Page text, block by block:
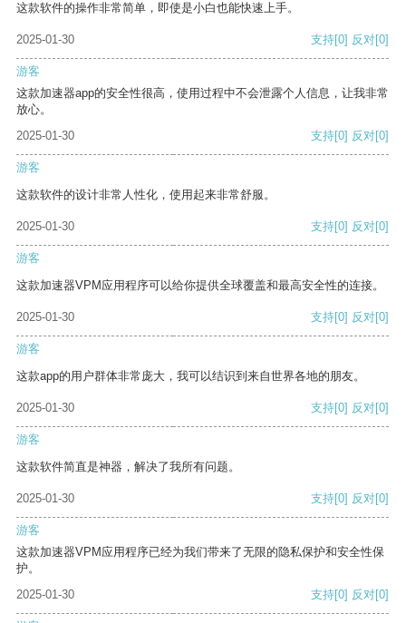
这款软件的操作非常简单，即使是小白也能快速上手。
2025-01-30 支持[0] 反对[0]
游客
这款加速器app的安全性很高，使用过程中不会泄露个人信息，让我非常
放心。
2025-01-30
支持[0] 反对[0]
游客
这款软件的设计非常人性化，使用起来非常舒服。
2025-01-30 支持[0] 反对[0]
游客
这款加速器VPM应用程序可以给你提供全球覆盖和最高安全性的连接。
2025-01-30 支持[0] 反对[0]
游客
这款app的用户群体非常庞大，我可以结识到来自世界各地的朋友。
2025-01-30 支持[0] 反对[0]
游客
这款软件简直是神器，解决了我所有问题。
2025-01-30 支持[0] 反对[0]
游客
这款加速器VPM应用程序已经为我们带来了无限的隐私保护和安全性保
护。
2025-01-30
支持[0] 反对[0]